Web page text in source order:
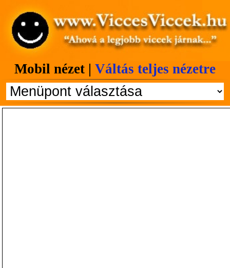
Mobil nézet | Váltás teljes nézetre